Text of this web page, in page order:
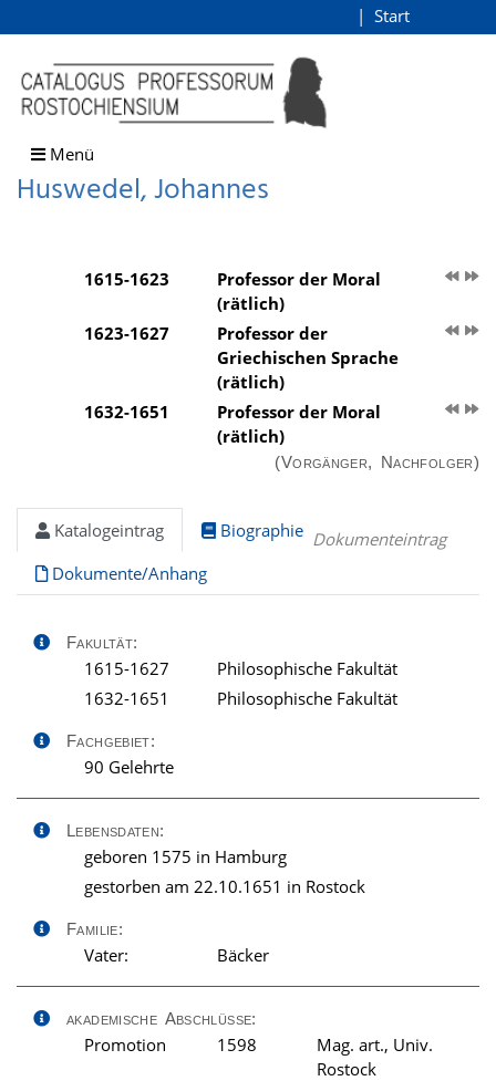
Huswedel, Johannes
direkt zum Inhalt
Start
Menü
Huswedel, Johannes
1615-1623
Professor der Moral
(rätlich)
1623-1627
Professor der
Griechischen Sprache
(rätlich)
1632-1651
Professor der Moral
(rätlich)
(Vorgänger, Nachfolger)
Katalogeintrag
Biographie
Dokumente/Anhang
Dokumenteintrag
Fakultät:
1615-1627
Philosophische Fakultät
1632-1651
Philosophische Fakultät
Fachgebiet:
90 Gelehrte
Lebensdaten:
geboren 1575 in Hamburg
gestorben am 22.10.1651 in Rostock
Familie:
Vater: Bäcker
akademische Abschlüsse:
Promotion 1598
Mag. art., Univ.
Rostock